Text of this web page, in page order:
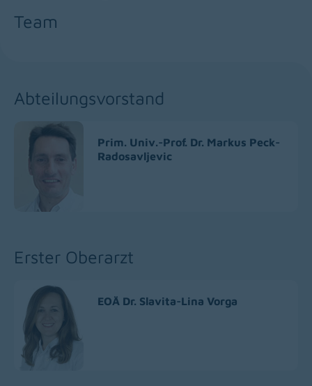
Team
Abteilungsvorstand
Prim. Univ.-Prof. Dr. Markus Peck-
Radosavljevic
Erster Oberarzt
EOÄ Dr. Slavita-Lina Vorga